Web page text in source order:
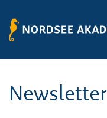
Zum Inhalt springen
Zur Fußzeile springen
Newsletter